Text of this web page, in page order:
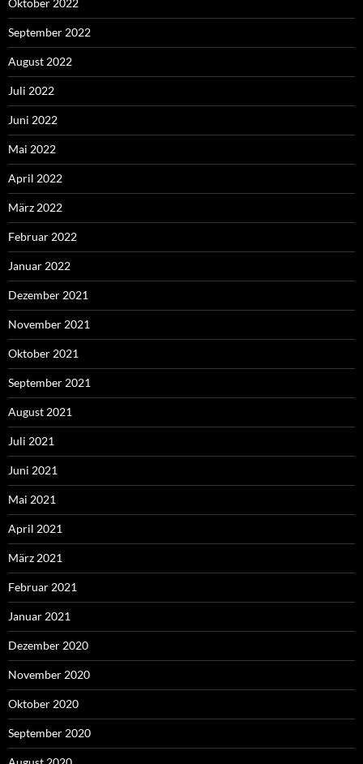
Oktober 2022
September 2022
August 2022
Juli 2022
Juni 2022
Mai 2022
April 2022
März 2022
Februar 2022
Januar 2022
Dezember 2021
November 2021
Oktober 2021
September 2021
August 2021
Juli 2021
Juni 2021
Mai 2021
April 2021
März 2021
Februar 2021
Januar 2021
Dezember 2020
November 2020
Oktober 2020
September 2020